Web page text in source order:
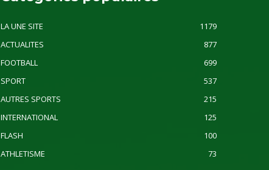
LA UNE SITE
1179
ACTUALITES
877
FOOTBALL
699
SPORT
537
AUTRES SPORTS
215
INTERNATIONAL
125
FLASH
100
ATHLETISME
73